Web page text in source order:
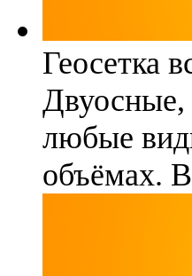
Геосетка
Двуосные,
любые
объёмах.